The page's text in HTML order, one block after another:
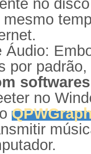
no
Áudio:
por padrão,
no